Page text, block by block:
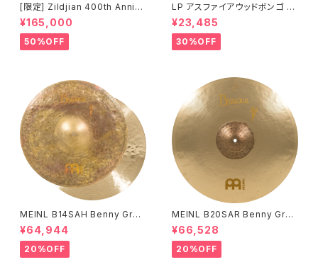
[限定] Zildjian 400th Anniv
ersary Limited Edition Vaul
t Cymbals Vintage A Ride
20" 1697g No.80 /200
¥165,000
50%OFF
LP アスファイアウッドボンゴ LP
A601-DW (ダークウッド)
¥23,485
30%OFF
MEINL B14SAH Benny Greb
Signature Byzance Vintage
¥64,944
20%OFF
MEINL B20SAR Benny Greb
Signature Byzance Vintage
Sand Ride 20"
¥66,528
20%OFF